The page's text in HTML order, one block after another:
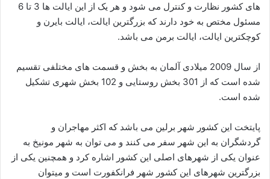
های کشور نظارت و کنترل می شود و هر یک از این ایالت ها 3 تا 6
مسئول مختص به خود دارند که بزرگترین ایالت، ایالت بایرن و
کوچکترین ایالت، ایالت برمن می باشد.
از سال 2009 میلادی آلمان به بخش و قسمت های مختلفی تقسیم
شده است که از 301 بخش روستایی و 102 بخش شهری تشکیل
شده است.
پایتخت این کشور شهر برلین می باشد که اکثر مهاجران و
گردشگران به این شهر سفر می کنند و می توان به شهر مونیخ به
عنوان یکی از شهرهای اصلی این کشور اشاره کرد و همچنین یکی از
بزرگترین شهرهای این کشور شهر فرانکفورت است و میتوان